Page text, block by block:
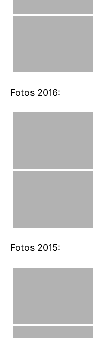
Fotos 2016:
Fotos 2015: